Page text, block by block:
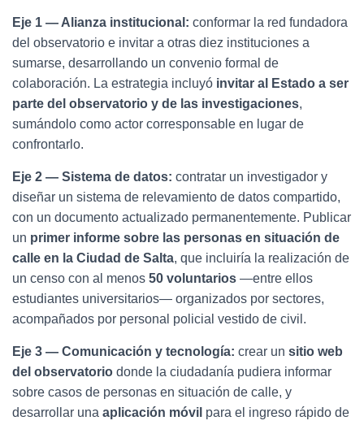
Eje 1 — Alianza institucional: conformar la red fundadora
del observatorio e invitar a otras diez instituciones a
sumarse, desarrollando un convenio formal de
colaboración. La estrategia incluyó invitar al Estado a ser
parte del observatorio y de las investigaciones,
sumándolo como actor corresponsable en lugar de
confrontarlo.
Eje 2 — Sistema de datos: contratar un investigador y
diseñar un sistema de relevamiento de datos compartido,
con un documento actualizado permanentemente. Publicar
un primer informe sobre las personas en situación de
calle en la Ciudad de Salta, que incluiría la realización de
un censo con al menos 50 voluntarios —entre ellos
estudiantes universitarios— organizados por sectores,
acompañados por personal policial vestido de civil.
Eje 3 — Comunicación y tecnología: crear un sitio web
del observatorio donde la ciudadanía pudiera informar
sobre casos de personas en situación de calle, y
desarrollar una aplicación móvil para el ingreso rápido de